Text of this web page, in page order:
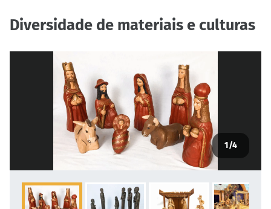
Diversidade de materiais e culturas
1/4